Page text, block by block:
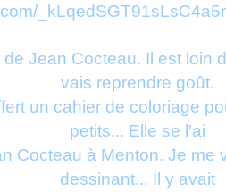
Jean Cocteau. Il est loin
vais reprendre goût.
un cahier de coloriage
petits... Elle se l'ai
Cocteau à Menton. Je me
dessinant... Il y avait